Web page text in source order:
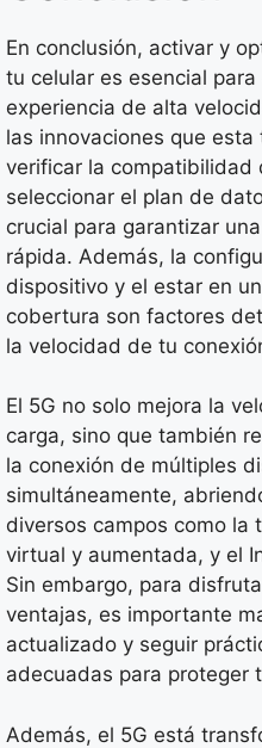
En conclusión, activar y
tu celular es esencial
experiencia de alta
las innovaciones que
verificar la compatibilidad
seleccionar el plan de
crucial para garantizar
rápida. Además, la
dispositivo y el estar en
cobertura son factores
la velocidad de tu
El 5G no solo mejora la
carga, sino que también
la conexión de múltiples
simultáneamente,
diversos campos como la
virtual y aumentada, y el
Sin embargo, para
ventajas, es importante
actualizado y seguir
adecuadas para proteger
Además, el 5G está